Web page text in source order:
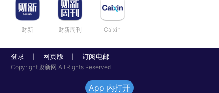
财新 财新周刊 Caixin
登录 网页版 订阅电邮
Copyright 财新网 All Rights Reserved
App 内打开